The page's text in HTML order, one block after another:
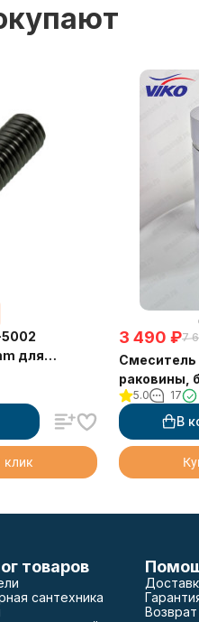
5002
для
клик
3 490 ₽7
Смеситель
раковины,
5.0 17
В
товаров
сантехника
Возврат